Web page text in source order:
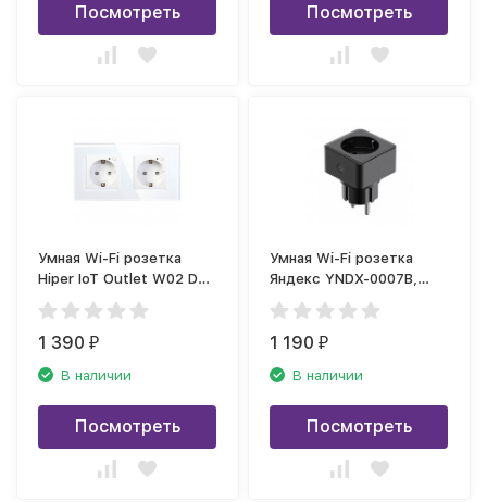
Посмотреть Посмотреть
Умная Wi-Fi розетка
Hiper IoT Outlet W02 Duo
(HDY-OW02), белая
1 390₽
В наличии
Посмотреть
Умная Wi-Fi розетка
Яндекс YNDX-0007B,
черная
1 190₽
В наличии
Посмотреть